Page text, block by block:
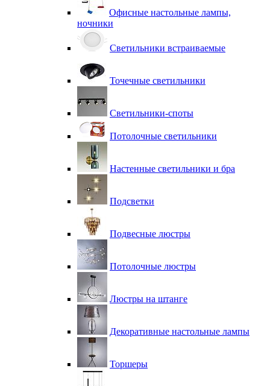
Офисные настольные лампы,
ночники
Светильники встраиваемые
Точечные светильники
Светильники-споты
Потолочные светильники
Настенные светильники и бра
Подсветки
Подвесные люстры
Потолочные люстры
Люстры на штанге
Декоративные настольные лампы
Торшеры